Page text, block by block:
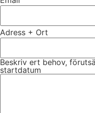
Adress + Ort
Beskriv ert behov,
startdatum